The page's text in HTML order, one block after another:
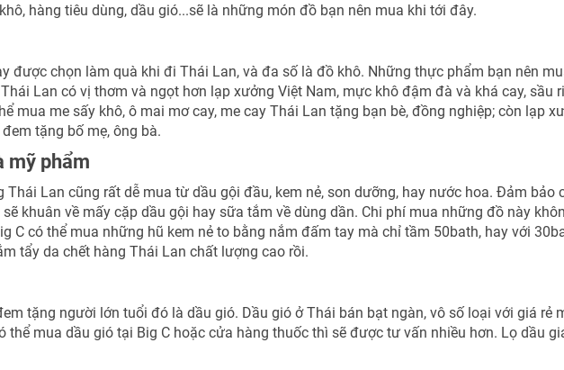
hàng tiêu dùng, dầu gió...sẽ là những món đồ bạn nên mua khi tới đây.
được chọn làm quà khi đi Thái Lan, và đa số là đồ khô. Những thực phẩm bạn nên
Lan có vị thơm và ngọt hơn lạp xưởng Việt Nam, mực khô đậm đà và khá cay, sầu
mua me sấy khô, ô mai mơ cay, me cay Thái Lan tặng bạn bè, đồng nghiệp; còn lạp
tặng bố mẹ, ông bà.
mỹ phẩm
Thái Lan cũng rất dễ mua từ dầu gội đầu, kem nẻ, son dưỡng, hay nước hoa. Đảm bảo
khuân về mấy cặp dầu gội hay sữa tắm về dùng dần. Chi phí mua những đồ này
C có thể mua những hũ kem nẻ to bằng nắm đấm tay mà chỉ tầm 50bath, hay với
tẩy da chết hàng Thái Lan chất lượng cao rồi.
tặng người lớn tuổi đó là dầu gió. Dầu gió ở Thái bán bạt ngàn, vô số loại với giá rẻ
thể mua dầu gió tại Big C hoặc cửa hàng thuốc thì sẽ được tư vấn nhiều hơn. Lọ dầu